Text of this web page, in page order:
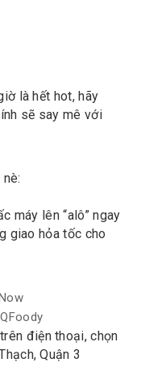
là hết hot, hãy
sẽ say mê với
máy lên “alô” ngay
giao hỏa tốc cho
điện thoại, chọn
Quận 3